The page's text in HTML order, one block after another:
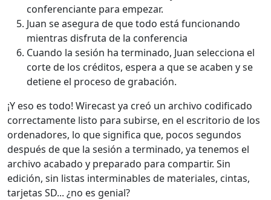
conferenciante para empezar.
Juan se asegura de que todo está funcionando
mientras disfruta de la conferencia
Cuando la sesión ha terminado, Juan selecciona el
corte de los créditos, espera a que se acaben y se
detiene el proceso de grabación.
¡Y eso es todo! Wirecast ya creó un archivo codificado
correctamente listo para subirse, en el escritorio de los
ordenadores, lo que significa que, pocos segundos
después de que la sesión a terminado, ya tenemos el
archivo acabado y preparado para compartir. Sin
edición, sin listas interminables de materiales, cintas,
tarjetas SD... ¿no es genial?